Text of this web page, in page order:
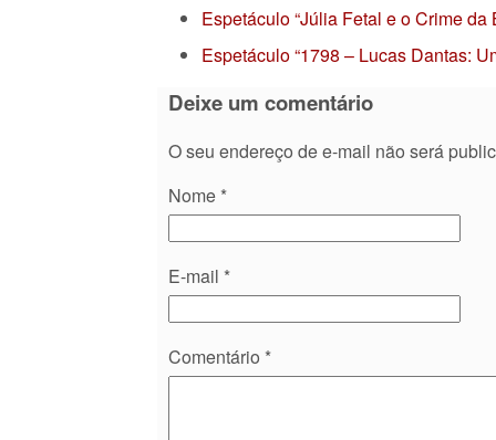
Espetáculo “Júlia Fetal e o Crime
Espetáculo “1798 – Lucas Dantas:
Deixe um comentário
O seu endereço de e-mail não será
Nome *
E-mail *
Comentário *